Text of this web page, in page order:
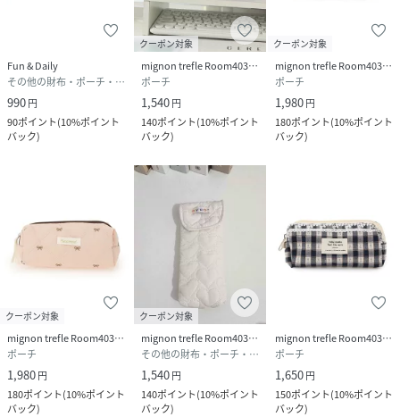
Fun & Daily
その他の財布・ポーチ・ケース
990円
90ポイント(10%ポイント
バック)
クーポン対象
mignon trefle Room403 selected
ポーチ
1,540円
140ポイント(10%ポイント
バック)
クーポン対象
mignon trefle Room403 selected
ポーチ
1,980円
180ポイント(10%ポイント
バック)
クーポン対象
mignon trefle Room403 selected
ポーチ
1,980円
180ポイント(10%ポイント
バック)
クーポン対象
mignon trefle Room403 selected
その他の財布・ポーチ・ケース
1,540円
140ポイント(10%ポイント
バック)
mignon trefle Room403 selected
ポーチ
1,650円
150ポイント(10%ポイント
バック)